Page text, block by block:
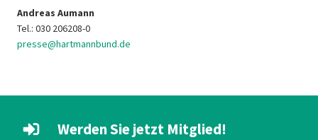
Andreas Aumann
Tel.: 030 206208-0
presse@hartmannbund.de
Werden Sie jetzt Mitglied!